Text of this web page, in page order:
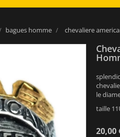
bagues homme chevaliere
le
taille
20,00